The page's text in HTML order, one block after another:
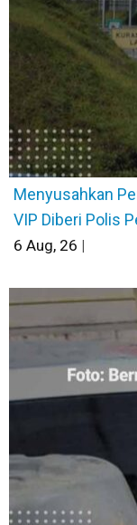
Menyusahkan
VIP Diberi Polis
6 Aug, 26 |